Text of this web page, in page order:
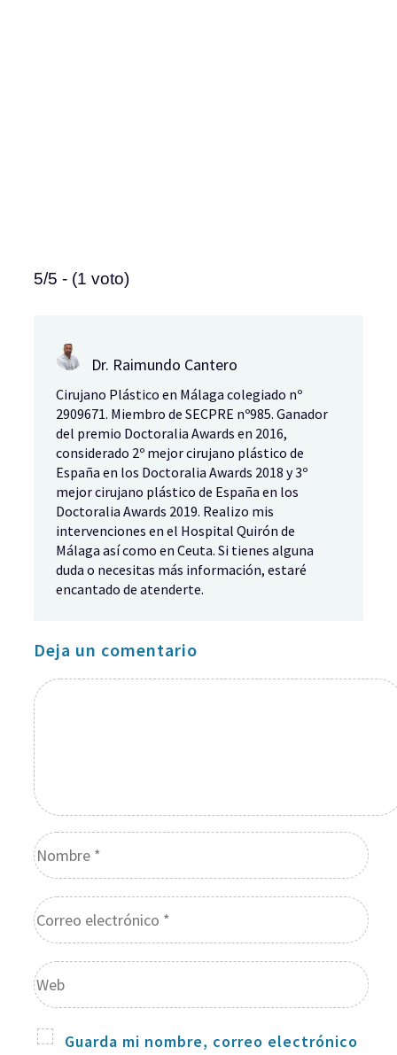
5/5 - (1 voto)
Dr. Raimundo Cantero
Cirujano Plástico en Málaga colegiado nº
2909671. Miembro de SECPRE nº985. Ganador
del premio Doctoralia Awards en 2016,
considerado 2º mejor cirujano plástico de
España en los Doctoralia Awards 2018 y 3º
mejor cirujano plástico de España en los
Doctoralia Awards 2019. Realizo mis
intervenciones en el Hospital Quirón de
Málaga así como en Ceuta. Si tienes alguna
duda o necesitas más información, estaré
encantado de atenderte.
Deja un comentario
Guarda mi nombre, correo electrónico